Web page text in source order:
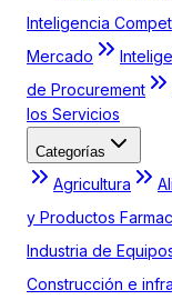
Inteligencia
Mercado
de Procurement
los Servicios
Categorías
Agricultura
y Productos
Industria de
Construcción e